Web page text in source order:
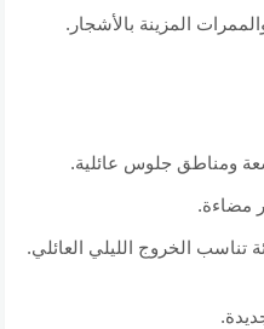
المزينة بالأشجار.
ومناطق جلوس عائلية.
مضاءة.
تناسب الخروج الليلي العائلي.